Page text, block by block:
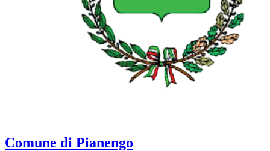
Comune di Pianengo